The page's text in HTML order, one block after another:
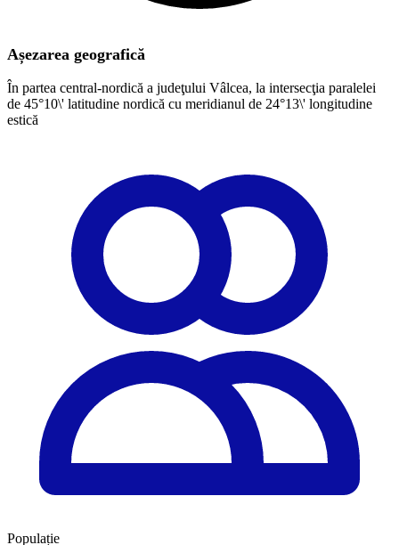
Așezarea geografică
În partea central-nordică a judeţului Vâlcea, la intersecţia paralelei
de 45°10\' latitudine nordică cu meridianul de 24°13\' longitudine
estică
Populație